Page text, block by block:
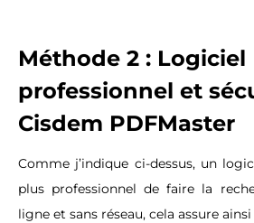
Méthode 2 : Logiciel
professionnel et
Cisdem PDFMaster
Comme j’indique ci-dessus, un
plus professionnel de faire la
ligne et sans réseau, cela assure